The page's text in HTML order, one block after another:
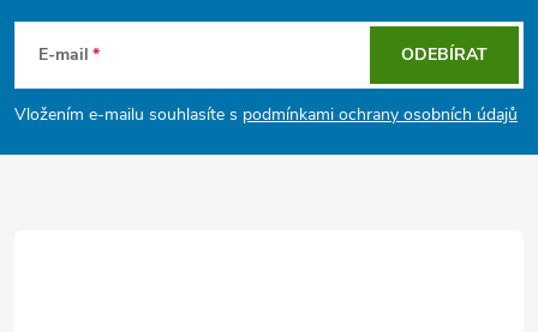
p
a
E-mail
Vložením e-mailu souhlasíte s podmínkami ochrany osobních údajů
ODEBÍRAT